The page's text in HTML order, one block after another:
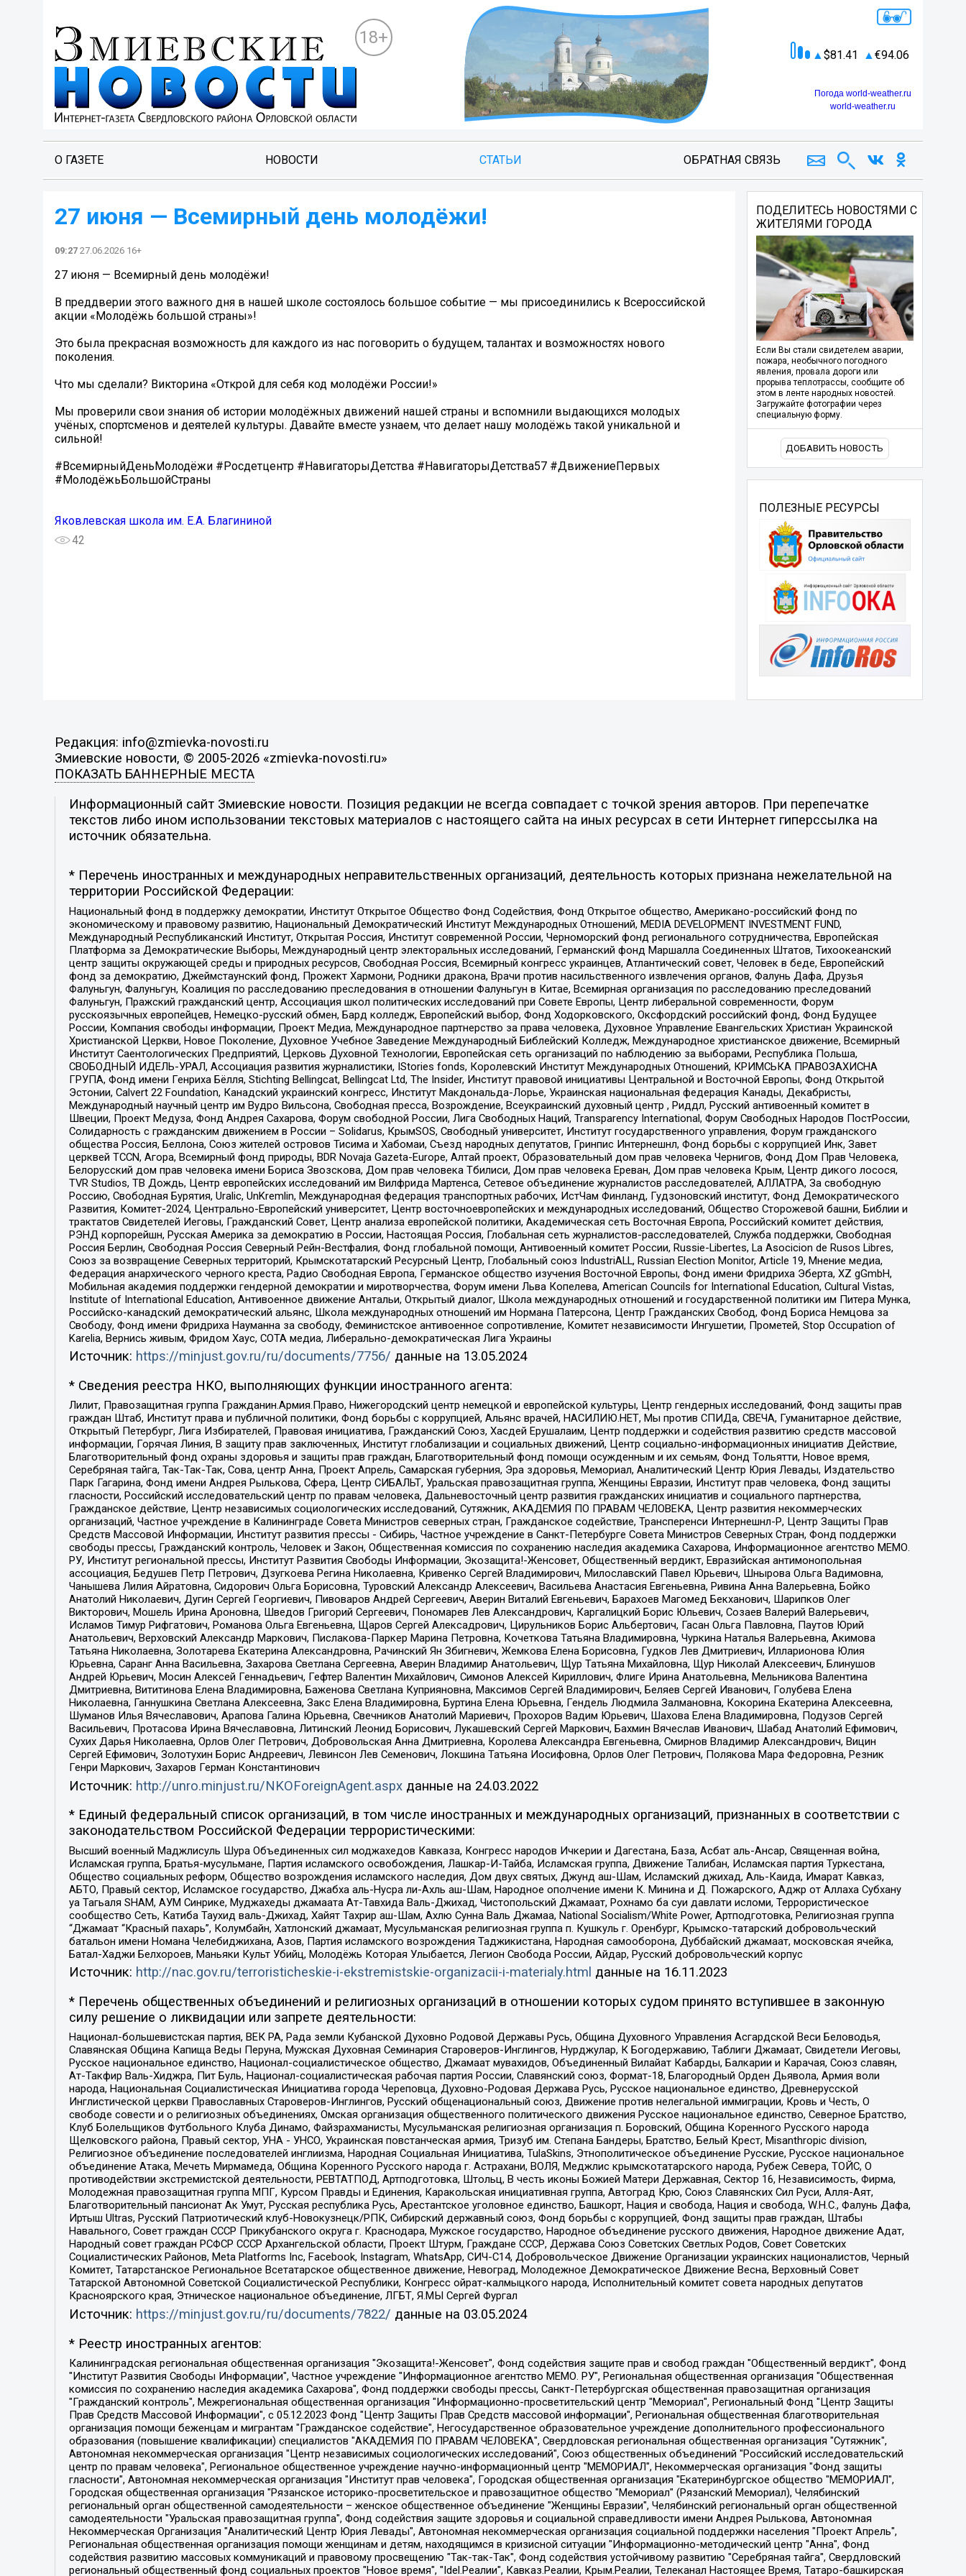
18+
81.41 94.06
Погода world-weather.ru
world-weather.ru
О ГАЗЕТЕ НОВОСТИ СТАТЬИ ОБРАТНАЯ СВЯЗЬ
27 июня — Всемирный день молодёжи!
09:27 27.06.2026 16+
27 июня — Всемирный день молодёжи!
В преддверии этого важного дня в нашей школе состоялось большое событие — мы присоединились к Всероссийской
акции «Молодёжь большой страны»!
Это была прекрасная возможность для каждого из нас поговорить о будущем, талантах и возможностях нового
поколения.
Что мы сделали? Викторина «Открой для себя код молодёжи России!»
Мы проверили свои знания об истории молодёжных движений нашей страны и вспомнили выдающихся молодых
учёных, спортсменов и деятелей культуры. Давайте вместе узнаем, что делает нашу молодёжь такой уникальной и
сильной!
#ВсемирныйДеньМолодёжи #Росдетцентр #НавигаторыДетства #НавигаторыДетства57 #ДвижениеПервых
#МолодёжьБольшойСтраны
Яковлевская школа им. Е.А. Благининой
42
ПОДЕЛИТЕСЬ НОВОСТЯМИ С
ЖИТЕЛЯМИ ГОРОДА
Если Вы стали свидетелем аварии,
пожара, необычного погодного
явления, провала дороги или
прорыва теплотрассы, сообщите об
этом в ленте народных новостей.
Загружайте фотографии через
специальную форму.
ДОБАВИТЬ НОВОСТЬ
ПОЛЕЗНЫЕ РЕСУРСЫ
Редакция: info@zmievka-novosti.ru
Змиевские новости, © 2005-2026 «zmievka-novosti.ru»
ПОКАЗАТЬ БАННЕРНЫЕ МЕСТА
Информационный сайт Змиевские новости. Позиция редакции не всегда совпадает с точкой зрения авторов. При перепечатке
текстов либо ином использовании текстовых материалов с настоящего сайта на иных ресурсах в сети Интернет гиперссылка на
источник обязательна.
* Перечень иностранных и международных неправительственных организаций, деятельность которых признана нежелательной на
территории Российской Федерации:
Национальный фонд в поддержку демократии, Институт Открытое Общество Фонд Содействия, Фонд Открытое общество, Американо-российский фонд по
экономическому и правовому развитию, Национальный Демократический Институт Международных Отношений, MEDIA DEVELOPMENT INVESTMENT FUND,
Международный Республиканский Институт, Открытая Россия, Институт современной России, Черноморский фонд регионального сотрудничества, Европейская
Платформа за Демократические Выборы, Международный центр электоральных исследований, Германский фонд Маршалла Соединенных Штатов, Тихоокеанский
центр защиты окружающей среды и природных ресурсов, Свободная Россия, Всемирный конгресс украинцев, Атлантический совет, Человек в беде, Европейский
фонд за демократию, Джеймстаунский фонд, Прожект Хармони, Родники дракона, Врачи против насильственного извлечения органов, Фалунь Дафа, Друзья
Фалуньгун, Фалуньгун, Коалиция по расследованию преследования в отношении Фалуньгун в Китае, Всемирная организация по расследованию преследований
Фалуньгун, Пражский гражданский центр, Ассоциация школ политических исследований при Совете Европы, Центр либеральной современности, Форум
русскоязычных европейцев, Немецко-русский обмен, Бард колледж, Европейский выбор, Фонд Ходорковского, Оксфордский российский фонд, Фонд Будущее
России, Компания свободы информации, Проект Медиа, Международное партнерство за права человека, Духовное Управление Евангельских Христиан Украинской
Христианской Церкви, Новое Поколение, Духовное Учебное Заведение Международный Библейский Колледж, Международное христианское движение, Всемирный
Институт Саентологических Предприятий, Церковь Духовной Технологии, Европейская сеть организаций по наблюдению за выборами, Республика Польша,
СВОБОДНЫЙ ИДЕЛЬ-УРАЛ, Ассоциация развития журналистики, IStories fonds, Королевский Институт Международных Отношений, КРИМСЬКА ПРАВОЗАХИСНА
ГРУПА, Фонд имени Генриха Бёлля, Stichting Bellingcat, Bellingcat Ltd, The Insider, Институт правовой инициативы Центральной и Восточной Европы, Фонд Открытой
Эстонии, Calvert 22 Foundation, Канадский украинский конгресс, Институт Макдональда-Лорье, Украинская национальная федерация Канады, Декабристы,
Международный научный центр им Вудро Вильсона, Свободная пресса, Возрождение, Всеукраинский духовный центр , Риддл, Русский антивоенный комитет в
Швеции, Проект Медуза, Фонд Андрея Сахарова, Форум свободной России, Лига Свободных Наций, Transparеncy International, Форум Свободных Народов ПостРоссии,
Солидарность с гражданским движением в России – Solidarus, КрымSOS, Свободный университет, Институт государственного управления, Форум гражданского
общества Россия, Беллона, Союз жителей островов Тисима и Хабомаи, Съезд народных депутатов, Гринпис Интернешнл, Фонд борьбы с коррупцией Инк, Завет
церквей TCCN, Агора, Всемирный фонд природы, BDR Novaja Gazeta-Europe, Алтай проект, Образовательный дом прав человека Чернигов, Фонд Дом Прав Человека,
Белорусский дом прав человека имени Бориса Звозскова, Дом прав человека Тбилиси, Дом прав человека Ереван, Дом прав человека Крым, Центр дикого лосося,
TVR Studios, ТВ Дождь, Центр европейских исследований им Вилфрида Мартенса, Сетевое объединение журналистов расследователей, АЛЛАТРА, За свободную
Россию, Свободная Бурятия, Uralic, UnKremlin, Международная федерация транспортных рабочих, ИстЧам Финланд, Гудзоновский институт, Фонд Демократического
Развития, Комитет-2024, Центрально-Европейский университет, Центр восточноевропейских и международных исследований, Общество Сторожевой башни, Библии и
трактатов Свидетелей Иеговы, Гражданский Совет, Центр анализа европейской политики, Академическая сеть Восточная Европа, Российский комитет действия,
РЭНД корпорейшн, Русская Америка за демократию в России, Настоящая Россия, Глобальная сеть журналистов-расследователей, Служба поддержки, Свободная
Россия Берлин, Свободная Россия Северный Рейн-Вестфалия, Фонд глобальной помощи, Антивоенный комитет России, Russie-Libertes, La Asocicion de Rusos Libres,
Союз за возвращение Северных территорий, Крымскотатарский Ресурсный Центр, Глобальный союз IndustriALL, Russian Election Monitor, Article 19, Мнение медиа,
Федерация анархического черного креста, Радио Свободная Европа, Германское общество изучения Восточной Европы, Фонд имени Фридриха Эберта, XZ gGmbH,
Мобильная академия поддержки гендерной демократии и миротворчества, Форум имени Льва Копелева, American Councils for International Education, Cultural Vistas,
Institute of International Education, Антивоенное движение Антальи, Открытый диалог, Школа международных отношений и государственной политики им Питера Мунка,
Российско-канадский демократический альянс, Школа международных отношений им Нормана Патерсона, Центр Гражданских Свобод, Фонд Бориса Немцова за
Свободу, Фонд имени Фридриха Науманна за свободу, Феминистское антивоенное сопротивление, Комитет независимости Ингушетии, Прометей, Stop Occupation of
Karelia, Вернись живым, Фридом Хаус, СОТА медиа, Либерально-демократическая Лига Украины
Источник: https://minjust.gov.ru/ru/documents/7756/ данные на 13.05.2024
* Сведения реестра НКО, выполняющих функции иностранного агента:
Лилит, Правозащитная группа Гражданин.Армия.Право, Нижегородский центр немецкой и европейской культуры, Центр гендерных исследований, Фонд защиты прав
граждан Штаб, Институт права и публичной политики, Фонд борьбы с коррупцией, Альянс врачей, НАСИЛИЮ.НЕТ, Мы против СПИДа, СВЕЧА, Гуманитарное действие,
Открытый Петербург, Лига Избирателей, Правовая инициатива, Гражданский Союз, Хасдей Ерушалаим, Центр поддержки и содействия развитию средств массовой
информации, Горячая Линия, В защиту прав заключенных, Институт глобализации и социальных движений, Центр социально-информационных инициатив Действие,
Благотворительный фонд охраны здоровья и защиты прав граждан, Благотворительный фонд помощи осужденным и их семьям, Фонд Тольятти, Новое время,
Серебряная тайга, Так-Так-Так, Сова, центр Анна, Проект Апрель, Самарская губерния, Эра здоровья, Мемориал, Аналитический Центр Юрия Левады, Издательство
Парк Гагарина, Фонд имени Андрея Рылькова, Сфера, Центр СИБАЛЬТ, Уральская правозащитная группа, Женщины Евразии, Институт прав человека, Фонд защиты
гласности, Российский исследовательский центр по правам человека, Дальневосточный центр развития гражданских инициатив и социального партнерства,
Гражданское действие, Центр независимых социологических исследований, Сутяжник, АКАДЕМИЯ ПО ПРАВАМ ЧЕЛОВЕКА, Центр развития некоммерческих
организаций, Частное учреждение в Калининграде Совета Министров северных стран, Гражданское содействие, Трансперенси Интернешнл-Р, Центр Защиты Прав
Средств Массовой Информации, Институт развития прессы - Сибирь, Частное учреждение в Санкт-Петербурге Совета Министров Северных Стран, Фонд поддержки
свободы прессы, Гражданский контроль, Человек и Закон, Общественная комиссия по сохранению наследия академика Сахарова, Информационное агентство МЕМО.
РУ, Институт региональной прессы, Институт Развития Свободы Информации, Экозащита!-Женсовет, Общественный вердикт, Евразийская антимонопольная
ассоциация, Бедушев Петр Петрович, Дзугкоева Регина Николаевна, Кривенко Сергей Владимирович, Милославский Павел Юрьевич, Шнырова Ольга Вадимовна,
Чанышева Лилия Айратовна, Сидорович Ольга Борисовна, Туровский Александр Алексеевич, Васильева Анастасия Евгеньевна, Ривина Анна Валерьевна, Бойко
Анатолий Николаевич, Дугин Сергей Георгиевич, Пивоваров Андрей Сергеевич, Аверин Виталий Евгеньевич, Барахоев Магомед Бекханович, Шарипков Олег
Викторович, Мошель Ирина Ароновна, Шведов Григорий Сергеевич, Пономарев Лев Александрович, Каргалицкий Борис Юльевич, Созаев Валерий Валерьевич,
Исламов Тимур Рифгатович, Романова Ольга Евгеньевна, Щаров Сергей Алексадрович, Цирульников Борис Альбертович, Гасан Ольга Павловна, Паутов Юрий
Анатольевич, Верховский Александр Маркович, Пислакова-Паркер Марина Петровна, Кочеткова Татьяна Владимировна, Чуркина Наталья Валерьевна, Акимова
Татьяна Николаевна, Золотарева Екатерина Александровна, Рачинский Ян Збигневич, Жемкова Елена Борисовна, Гудков Лев Дмитриевич, Илларионова Юлия
Юрьевна, Саранг Анна Васильевна, Захарова Светлана Сергеевна, Аверин Владимир Анатольевич, Щур Татьяна Михайловна, Щур Николай Алексеевич, Блинушов
Андрей Юрьевич, Мосин Алексей Геннадьевич, Гефтер Валентин Михайлович, Симонов Алексей Кириллович, Флиге Ирина Анатольевна, Мельникова Валентина
Дмитриевна, Вититинова Елена Владимировна, Баженова Светлана Куприяновна, Максимов Сергей Владимирович, Беляев Сергей Иванович, Голубева Елена
Николаевна, Ганнушкина Светлана Алексеевна, Закс Елена Владимировна, Буртина Елена Юрьевна, Гендель Людмила Залмановна, Кокорина Екатерина Алексеевна,
Шуманов Илья Вячеславович, Арапова Галина Юрьевна, Свечников Анатолий Мариевич, Прохоров Вадим Юрьевич, Шахова Елена Владимировна, Подузов Сергей
Васильевич, Протасова Ирина Вячеславовна, Литинский Леонид Борисович, Лукашевский Сергей Маркович, Бахмин Вячеслав Иванович, Шабад Анатолий Ефимович,
Сухих Дарья Николаевна, Орлов Олег Петрович, Добровольская Анна Дмитриевна, Королева Александра Евгеньевна, Смирнов Владимир Александрович, Вицин
Сергей Ефимович, Золотухин Борис Андреевич, Левинсон Лев Семенович, Локшина Татьяна Иосифовна, Орлов Олег Петрович, Полякова Мара Федоровна, Резник
Генри Маркович, Захаров Герман Константинович
Источник: http://unro.minjust.ru/NKOForeignAgent.aspxданные на 24.03.2022
* Единый федеральный список организаций, в том числе иностранных и международных организаций, признанных в соответствии с
законодательством Российской Федерации террористическими:
Высший военный Маджлисуль Шура Объединенных сил моджахедов Кавказа, Конгресс народов Ичкерии и Дагестана, База, Асбат аль-Ансар, Священная война,
Исламская группа, Братья-мусульмане, Партия исламского освобождения, Лашкар-И-Тайба, Исламская группа, Движение Талибан, Исламская партия Туркестана,
Общество социальных реформ, Общество возрождения исламского наследия, Дом двух святых, Джунд аш-Шам, Исламский джихад, Аль-Каида, Имарат Кавказ,
АБТО, Правый сектор, Исламское государство, Джабха аль-Нусра ли-Ахль аш-Шам, Народное ополчение имени К. Минина и Д. Пожарского, Аджр от Аллаха Субхану
уа Тагьаля SHAM, АУМ Синрике, Муджахеды джамаата Ат-Тавхида Валь-Джихад, Чистопольский Джамаат, Рохнамо ба суи давлати исломи, Террористическое
сообщество Сеть, Катиба Таухид валь-Джихад, Хайят Тахрир аш-Шам, Ахлю Сунна Валь Джамаа, National Socialism/White Power, Артподготовка, Религиозная группа
“Джамаат “Красный пахарь”, Колумбайн, Хатлонский джамаат, Мусульманская религиозная группа п. Кушкуль г. Оренбург, Крымско-татарский добровольческий
батальон имени Номана Челебиджихана, Азов, Партия исламского возрождения Таджикистана, Народная самооборона, Дуббайский джамаат, московская ячейка,
Батал-Хаджи Белхороев, Маньяки Культ Убийц, Молодёжь Которая Улыбается, Легион Свобода России, Айдар, Русский добровольческий корпус
Источник: http://nac.gov.ru/terroristicheskie-i-ekstremistskie-organizacii-i-materialy.html данные на 16.11.2023
* Перечень общественных объединений и религиозных организаций в отношении которых судом принято вступившее в законную
силу решение о ликвидации или запрете деятельности:
Национал-большевистская партия, ВЕК РА, Рада земли Кубанской Духовно Родовой Державы Русь, Община Духовного Управления Асгардской Веси Беловодья,
Славянская Община Капища Веды Перуна, Мужская Духовная Семинария Староверов-Инглингов, Нурджулар, К Богодержавию, Таблиги Джамаат, Свидетели Иеговы,
Русское национальное единство, Национал-социалистическое общество, Джамаат мувахидов, Объединенный Вилайат Кабарды, Балкарии и Карачая, Союз славян,
Ат-Такфир Валь-Хиджра, Пит Буль, Национал-социалистическая рабочая партия России, Славянский союз, Формат-18, Благородный Орден Дьявола, Армия воли
народа, Национальная Социалистическая Инициатива города Череповца, Духовно-Родовая Держава Русь, Русское национальное единство, Древнерусской
Инглистической церкви Православных Староверов-Инглингов, Русский общенациональный союз, Движение против нелегальной иммиграции, Кровь и Честь, О
свободе совести и о религиозных объединениях, Омская организация общественного политического движения Русское национальное единство, Северное Братство,
Клуб Болельщиков Футбольного Клуба Динамо, Файзрахманисты, Мусульманская религиозная организация п. Боровский, Община Коренного Русского народа
Щелковского района, Правый сектор, УНА - УНСО, Украинская повстанческая армия, Тризуб им. Степана Бандеры, Братство, Белый Крест, Misanthropic division,
Религиозное объединение последователей инглиизма, Народная Социальная Инициатива, TulaSkins, Этнополитическое объединение Русские, Русское национальное
объединение Атака, Мечеть Мирмамеда, Община Коренного Русского народа г. Астрахани, ВОЛЯ, Меджлис крымскотатарского народа, Рубеж Севера, ТОЙС, О
противодействии экстремистской деятельности, РЕВТАТПОД, Артподготовка, Штольц, В честь иконы Божией Матери Державная, Сектор 16, Независимость, Фирма,
Молодежная правозащитная группа МПГ, Курсом Правды и Единения, Каракольская инициативная группа, Автоград Крю, Союз Славянских Сил Руси, Алля-Аят,
Благотворительный пансионат Ак Умут, Русская республика Русь, Арестантское уголовное единство, Башкорт, Нация и свобода, Нация и свобода, W.H.С., Фалунь Дафа,
Иртыш Ultras, Русский Патриотический клуб-Новокузнецк/РПК, Сибирский державный союз, Фонд борьбы с коррупцией, Фонд защиты прав граждан, Штабы
Навального, Совет граждан СССР Прикубанского округа г. Краснодара, Мужское государство, Народное объединение русского движения, Народное движение Адат,
Народный совет граждан РСФСР СССР Архангельской области, Проект Штурм, Граждане СССР, Держава Союз Советских Светлых Родов, Совет Советских
Социалистических Районов, Meta Platforms Inc, Facebook, Instagram, WhatsApp, СИЧ-С14, Добровольческое Движение Организации украинских националистов, Черный
Комитет, Татарстанское Региональное Всетатарское общественное движение, Невоград, Молодежное Демократическое Движение Весна, Верховный Совет
Татарской Автономной Советской Социалистической Республики, Конгресс ойрат-калмыцкого народа, Исполнительный комитет совета народных депутатов
Красноярского края, Этническое национальное объединение, ЛГБТ, Я.МЫ Сергей Фургал
Источник: https://minjust.gov.ru/ru/documents/7822/ данные на 03.05.2024
* Реестр иностранных агентов:
Калининградская региональная общественная организация "Экозащита!-Женсовет", Фонд содействия защите прав и свобод граждан "Общественный вердикт", Фонд "Институт Развития Свободы Информации", Частное учреждение "Информационное агентство МЕМО. РУ", Региональная общественная организация "Общественная комиссия по сохранению наследия академика Сахарова", Фонд поддержки свободы прессы, Санкт-Петербургская общественная правозащитная организация "Гражданский контроль", Межрегиональная общественная организация "Информационно-просветительский центр "Мемориал", Региональный Фонд "Центр Защиты Прав Средств Массовой Информации", с 05.12.2023 Фонд "Центр Защиты Прав Средств массовой информации", Региональная общественная благотворительная организация помощи беженцам и мигрантам "Гражданское содействие", Негосударственное образовательное учреждение дополнительного профессионального образования (повышение квалификации) специалистов "АКАДЕМИЯ ПО ПРАВАМ ЧЕЛОВЕКА", Свердловская региональная общественная организация "Сутяжник", Автономная некоммерческая организация "Центр независимых социологических исследований", Союз общественных объединений "Российский исследовательский центр по правам человека", Региональное общественное учреждение научно-информационный центр "МЕМОРИАЛ", Некоммерческая организация "Фонд защиты гласности", Автономная некоммерческая организация "Институт прав человека", Городская общественная организация "Екатеринбургское общество "МЕМОРИАЛ", Городская общественная организация "Рязанское историко-просветительское и правозащитное общество "Мемориал" (Рязанский Мемориал), Челябинский региональный орган общественной самодеятельности – женское общественное объединение "Женщины Евразии", Челябинский региональный орган общественной самодеятельности "Уральская правозащитная группа", Фонд содействия защите здоровья и социальной справедливости имени Андрея Рылькова, Автономная Некоммерческая Организация "Аналитический Центр Юрия Левады", Автономная некоммерческая организация социальной поддержки населения "Проект Апрель", Региональная общественная организация помощи женщинам и детям, находящимся в кризисной ситуации "Информационно-методический центр "Анна", Фонд содействия развитию массовых коммуникаций и правовому просвещению "Так-так-Так", Фонд содействия устойчивому развитию "Серебряная тайга", Свердловский региональный общественный фонд социальных проектов "Новое время", "Idel.Реалии", Кавказ.Реалии, Крым.Реалии, Телеканал Настоящее Время, Татаро-башкирская служба Радио Свобода (Azatliq Radiosi), Радио Свободная Европа/Радио Свобода (PCE/PC), "Сибирь.Реалии", "Фактограф", Благотворительный фонд помощи осужденным и их семьям, Автономная некоммерческая организация "Институт глобализации и социальных движений", Фонд "В защиту прав заключенных", Частное учреждение "Центр поддержки и содействия развитию средств массовой информации", Пензенский региональный общественный благотворительный фонд "Гражданский союз", "Север.Реалии", Некоммерческая организация Фонд "Правовая инициатива", Общество с ограниченной ответственностью "Радио Свободная Европа/Радио Свобода", Чешское информационное агентство "MEDIUM-ORIENT", Красноярская региональная общественная организация "Мы против СПИДа", Камалягин Денис Николаевич, Маркелов Сергей Евгеньевич, Пономарев Лев Александрович, Савицкая Людмила Алексеевна, Автономная некоммерческая организация "Центр по работе с проблемой насилия "НАСИЛИЮ.НЕТ", Межрегиональный профессиональный союз работников здравоохранения "Альянс врачей", Юридическое лицо, зарегистрированное в Латвийской Республике, SIA "Medusa Project" (регистрационный номер 40103797863, дата регистрации 10.06.2014), Некоммерческая организация "Фонд по борьбе с коррупцией", Автономная некоммерческая организация "Институт права и публичной политики", Баданин Роман Сергеевич, Гликин Максим Александрович, Железнова Мария Михайловна, Лукьянова Юлия Сергеевна, Маетная Елизавета Витальевна, Маняхин Петр Борисович, Чуракова Ольга Владимировна, Ярош Юлия Петровна, Юридическое лицо "The Insider SIA", зарегистрированное в Риге, Латвийская Республика (дата регистрации 26.06.2015), являющееся администратором доменного имени интернет-издания "The Insider SIA", https://theins.ru, Постернак Алексей Евгеньевич, Рубин Михаил Аркадьевич, Анин Роман Александрович, Юридическое лицо Istories fonds, зарегистрированное в Латвийской Республике (регистрационный номер 50008295751, дата регистрации 24.02.2020), Великовский Дмитрий Александрович, Долинина Ирина Николаевна, Мароховская Алеся Алексеевна, Шлейнов Роман Юрьевич, Шмагун Олеся Валентиновна, Общество с ограниченной ответственностью "Альтаир 2021", Общество с ограниченной ответственностью "Вега 2021", Общество с ограниченной ответственностью "Главный редактор 2021", Общество с ограниченной ответственностью "Ромашки монолит", Важенков Артем Валерьевич, Ивановская областная общественная организация "Центр гендерных исследований", Гурман Юрий Альбертович, Медиапроект "ОВД-Инфо", Егоров Владимир Владимирович, Жилинский Владимир Александрович, Общество с ограниченной ответственностью "ЗП", Иванова София Юрьевна, Карезина Инна Павловна, Кильтау Екатерина Викторовна, Петров Алексей Викторович, Пискунов Сергей Евгеньевич, Смирнов Сергей Сергеевич, Тихонов Михаил Сергеевич, Общество с ограниченной ответственностью "ЖУРНАЛИСТ-ИНОСТРАННЫЙ АГЕНТ", Арапова Галина Юрьевна, Вольтская Татьяна Анатольевна, Американская компания "Mason G.E.S. Anonymous Foundation" (США), являющаяся владельцем интернет-издания https://mnews.world/, Компания "Stichting Bellingcat", зарегистрированная в Нидерландах (дата регистрации 11.07.2018), Захаров Андрей Вячеславович, Клепиковская Екатерина Дмитриевна, Общество с ограниченной ответственностью "МЕМО", Перл Роман Александрович, Симонов Евгений Алексеевич, Соловьева Елена Анатольевна, Сотников Даниил Владимирович, Сурначева Елизавета Дмитриевна, Автономная некоммерческая организация по защите прав человека и информированию населения "Якутия – Наше Мнение", Общество с ограниченной ответственностью "Москоу диджитал медиа", с 26.01.2023 Общество с ограниченной ответственностью "Чайка Белые сады", Ветошкина Валерия Валерьевна, Заговора Максим Александрович, Межрегиональное общественное движение "Российская ЛГБТ - сеть", Оленичев Максим Владимирович, Павлов Иван Юрьевич, Скворцова Елена Сергеевна, Общество с ограниченной ответственностью "Как бы инагент", Кочетков Игорь Викторович, Общество с ограниченной ответственностью "Честные выборы", Еланчик Олег Александрович, Общество с ограниченной ответственностью "Нобелевский призыв", Гималова Регина Эмилевна, Григорьев Андрей Валерьевич, Григорьева Алина Александровна, Ассоциация по содействию защите прав призывников, альтернативнослужащих и военнослужащих "Правозащитная группа "Гражданин.Армия.Право", Хисамова Регина Фаритовна, Автономная некоммерческая организация по реализации социально-правовых программ "Лилит", Дальневосточное общественное движение "Маяк", Санкт-Петербургская ЛГБТ-инициативная группа "Выход", Инициативная группа ЛГБТ+ "Реверс", Алексеев Андрей Викторович, Бекбулатова Таисия Львовна, Беляев Иван Михайлович, Владыкина Елена Сергеевна, Гельман Марат Александрович, Никульшина Вероника Юрьевна, Толоконникова Надежда Андреевна, Шендерович Виктор Анатольевич, Общество с ограниченной ответственностью "Данное сообщение", Общество с ограниченной ответственностью Издательский дом "Новая глава", Айнбиндер Александра Александровна, Московский комьюнити-центр для ЛГБТ+инициатив, Благотворительный фонд развития филантропии, Deutsche Welle (Германия, Kurt-Schumacher-Strasse 3, 53113 Bonn), Борзунова Мария Михайловна, Воробьев Виктор Викторович, Голубева Анна Львовна, Константинова Алла Михайловна, Малкова Ирина Владимировна, Мурадов Мурад Абдулгалимович, Осетинская Елизавета Николаевна, Понасенков Евгений Николаевич, Ганапольский Матвей Юрьевич, Киселев Евгений Алексеевич, Борухович Ирина Григорьевна, Дремин Иван Тимофеевич, Дубровский Дмитрий Викторович, Красноярская региональная общественная организация поддержки и развития альтернативных образовательных технологий и межкультурных коммуникаций "ИНТЕРРА", Маяковская Екатерина Алексеевна, Фейгин Марк Захарович, Филимонов Андрей Викторович, Дзугкоева Регина Николаевна, Доброхотов Роман Александрович, Дудь Юрий Александрович, Елкин Сергей Владимирович, Кругликов Кирилл Игоревич, Сабунаева Мария Леонидовна, Семенов Алексей Владимирович, Шаинян Карен Багратович, Шульман Екатерина Михайловна, Асафьев Артур Валерьевич, Вахштайн Виктор Семенович, Венедиктов Алексей Алексеевич, Лушникова Екатерина Евгеньевна, Волков Леонид Михайлович, Невзоров Александр Глебович, Пархоменко Сергей Борисович, Сироткин Ярослав Николаевич, Кара-Мурза Владимир Владимирович, Баранова Наталья Владимировна, Гозман Леонид Яковлевич, Кагарлицкий Борис Юльевич, Климарев Михаил Валерьевич, Милов Владимир Станиславович, Автономная некоммерческая организация Краснодарский центр современного искусства "Типография", Моргенштерн Алишер Тагирович, Соболь Любовь Эдуардовна, Общество с ограниченной ответственностью "ЛИЗА НОРМ", Каспаров Гарри Кимович, Ходорковский Михаил Борисович, Общество с ограниченной ответственностью "Апрельские тезисы", Данилович Ирина Брониславовна, Кашин Олег Владимирович, Петров Николай Владимирович, Пивоваров Алексей Владимирович, Соколов Михаил Владимирович, Цветкова Юлия Владимировна, Чичваркин Евгений Александрович, Комитет против пыток/Команда против пыток, Общество с ограниченной ответственностью "Первый научный", Общество с ограниченной ответственностью "Вертолет и ко", Белоцерковская Вероника Борисовна, Кац Максим Евгеньевич, Лазарева Татьяна Юрьевна, Шаведдинов Руслан Табризович, Яшин Илья Валерьевич, Общество с ограниченной ответственностью "Иноагент ААВ", Алешковский Дмитрий Петрович, Альбац Евгения Марковна, Быков Дмитрий Львович, Галямина Юлия Евгеньевна, Лойко Сергей Леонидович, Мартынов Кирилл Константинович, Медведев Сергей Александрович, Крашенинников Федор Геннадиевич, Гордеева Катерина Вл